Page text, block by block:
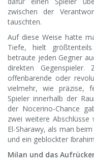
zwischen der
tauschten.
Auf diese Weise hatte
Tiefe, hielt
betraute jeden Gegner
direkten Gegenspieler.
offenbarende oder
vielmehr, wie präzise,
Spieler innerhalb der
der Nocerino-Chance
zwei weitere
El-Sharawy, als man
und ein geblockter
Milan und das